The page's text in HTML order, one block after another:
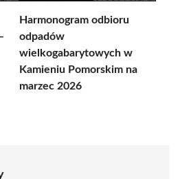
Harmonogram odbioru
odpadów
wielkogabarytowych w
Kamieniu Pomorskim na
marzec 2026